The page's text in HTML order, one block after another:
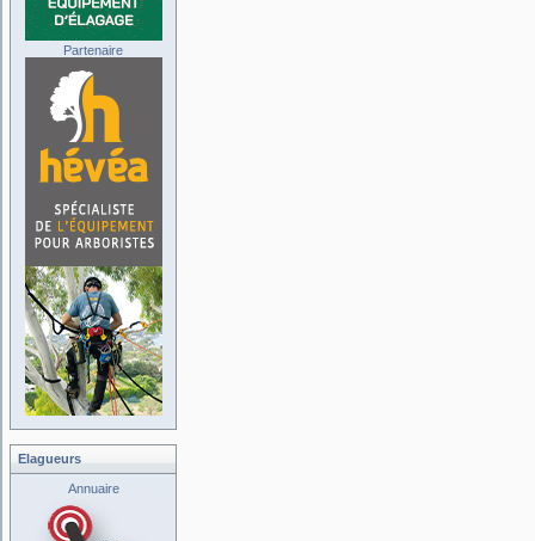
Partenaire
Elagueurs
Annuaire